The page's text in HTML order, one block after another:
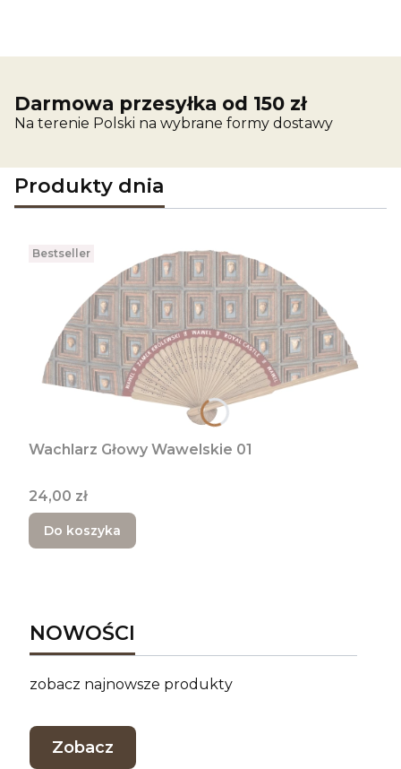
Darmowa przesyłka od 150 zł
Na terenie Polski na wybrane formy dostawy
Produkty dnia
Bestseller
Wachlarz Głowy Wawelskie 01
Cena
24,00 zł
Do koszyka
NOWOŚCI
zobacz najnowsze produkty
Zobacz